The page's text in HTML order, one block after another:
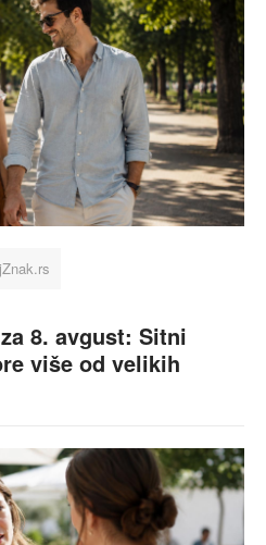
8. avgust: Sitni
više od velikih